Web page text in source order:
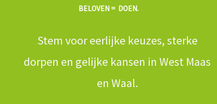
BELOVEN = DOEN.
Stem voor eerlijke keuzes, sterke
dorpen en gelijke kansen in West Maas
en Waal.